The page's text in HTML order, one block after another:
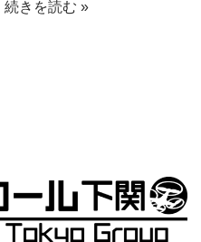
続きを読む »